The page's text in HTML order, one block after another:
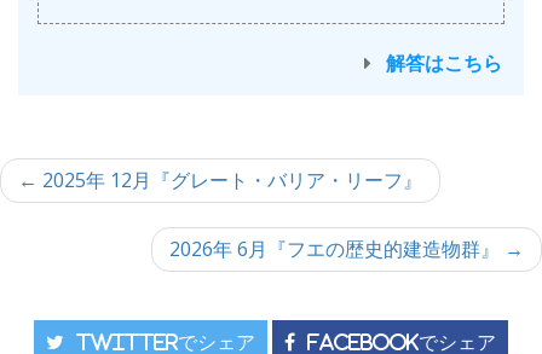
解答はこちら
投
稿 ← 2025年 12月『グレート・バリア・リーフ』
2026年 6月『フエの歴史的建造物群』 →
Twitterでシェア Facebookでシェア